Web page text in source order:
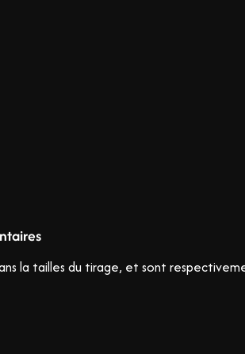
la tailles du tirage, et sont